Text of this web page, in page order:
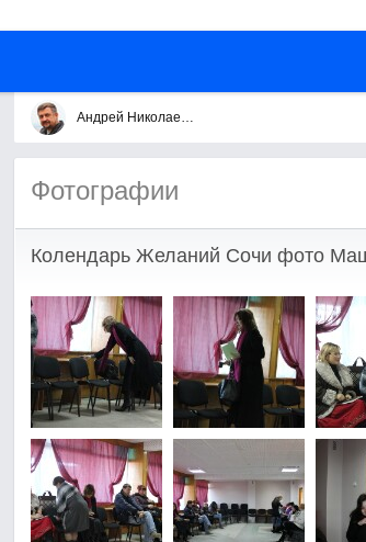
Андрей Николаевич Черкас
Фотографии
Колендарь Желаний Сочи фото